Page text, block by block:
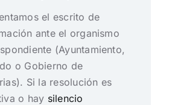
el escrito de
ante el organismo
(Ayuntamiento,
o Gobierno de
Si la resolución es
o hay silencio